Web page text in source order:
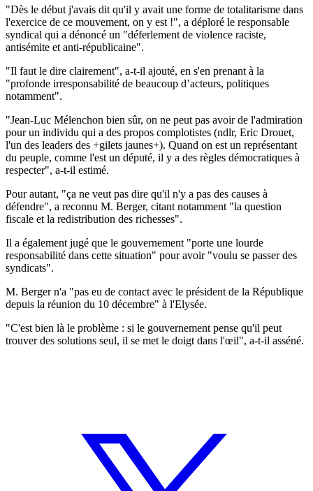
"Dès le début j'avais dit qu'il y avait une forme de totalitarisme dans
l'exercice de ce mouvement, on y est !", a déploré le responsable
syndical qui a dénoncé un "déferlement de violence raciste,
antisémite et anti-républicaine".
"Il faut le dire clairement", a-t-il ajouté, en s'en prenant à la
"profonde irresponsabilité de beaucoup d’acteurs, politiques
notamment".
"Jean-Luc Mélenchon bien sûr, on ne peut pas avoir de l'admiration
pour un individu qui a des propos complotistes (ndlr, Eric Drouet,
l'un des leaders des +gilets jaunes+). Quand on est un représentant
du peuple, comme l'est un député, il y a des règles démocratiques à
respecter", a-t-il estimé.
Pour autant, "ça ne veut pas dire qu'il n'y a pas des causes à
défendre", a reconnu M. Berger, citant notamment "la question
fiscale et la redistribution des richesses".
Il a également jugé que le gouvernement "porte une lourde
responsabilité dans cette situation" pour avoir "voulu se passer des
syndicats".
M. Berger n'a "pas eu de contact avec le président de la République
depuis la réunion du 10 décembre" à l'Elysée.
"C'est bien là le problème : si le gouvernement pense qu'il peut
trouver des solutions seul, il se met le doigt dans l'œil", a-t-il asséné.